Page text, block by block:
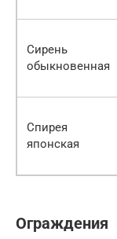
Сирень
обыкновенная
Спирея
японская
Ограждения